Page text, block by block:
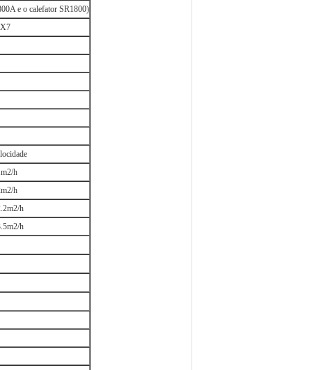
e o calefator SR1800)
h
h
h
h